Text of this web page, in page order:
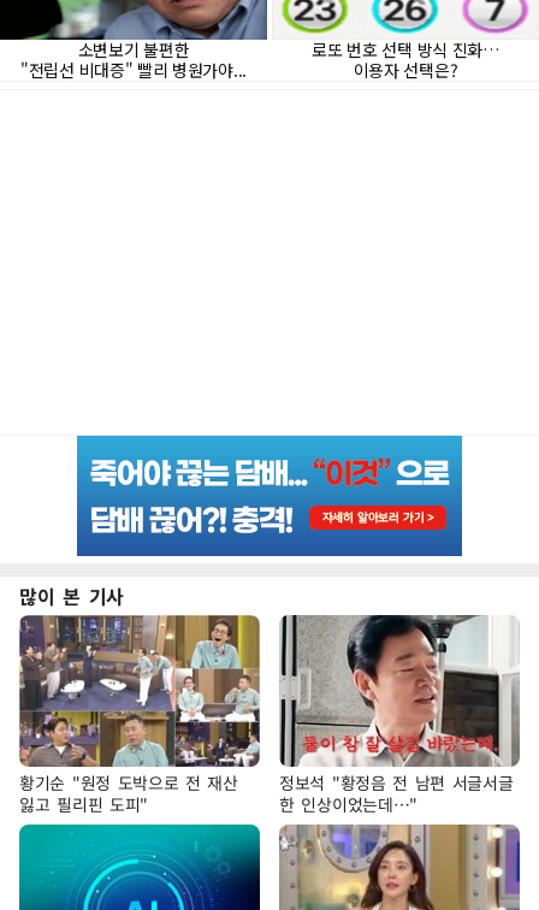
많이 본 기사
황기순 "원정 도박으로 전 재산
잃고 필리핀 도피"
정보석 "황정음 전 남편 서글서글
한 인상이었는데…"